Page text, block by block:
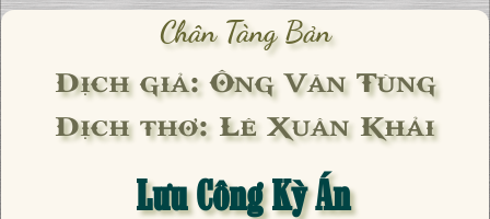
Chân Tàng Bản
Dịch giả: Ông Văn Tùng
Dịch thơ: Lê Xuân Khải
Lưu Công Kỳ Án